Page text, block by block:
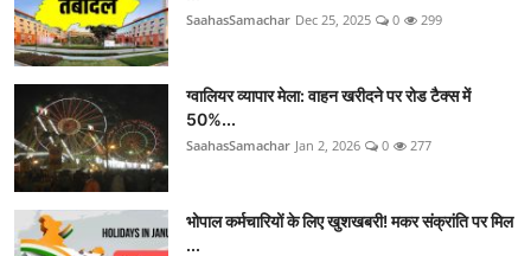
SaahasSamachar Dec 25, 2025 0 299
ग्वालियर व्यापार मेला: वाहन खरीदने पर रोड टैक्स में
50%...
SaahasSamachar Jan 2, 2026 0 277
भोपाल कर्मचारियों के लिए खुशखबरी! मकर संक्रांति पर मिल
...